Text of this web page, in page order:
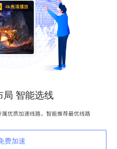
局 智能选线
优质加速线路，智能推荐最优线路
费加速